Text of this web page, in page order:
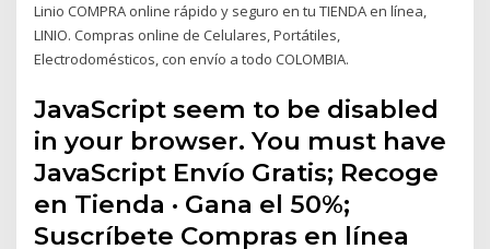
Linio COMPRA online rápido y seguro en tu TIENDA en línea,
LINIO. Compras online de Celulares, Portátiles,
Electrodomésticos, con envío a todo COLOMBIA.
JavaScript seem to be disabled
in your browser. You must have
JavaScript Envío Gratis; Recoge
en Tienda · Gana el 50%;
Suscríbete Compras en línea